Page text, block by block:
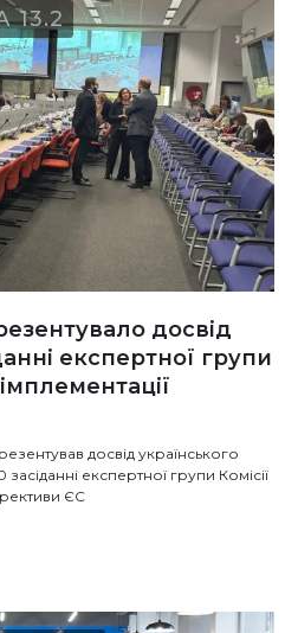
13.2
досвід
експертної групи
досвід українського
засіданні експертної групи Комісії
ЄС